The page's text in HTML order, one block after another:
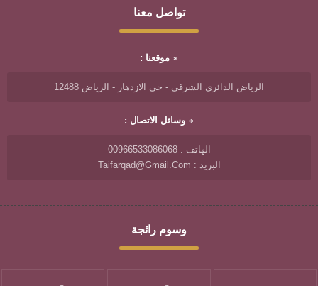
تواصل معنا
موقعنا :
الرياض الدائري الشرقي - حي الازدهار - الرياض 12488
وسائل الاتصال :
الهاتف : 00966533086068
البريد : Taifarqad@gmail.com
وسوم رائجة